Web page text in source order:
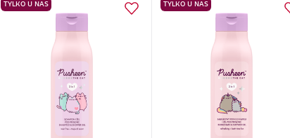
TYLKO U NAS TYLKO U NAS